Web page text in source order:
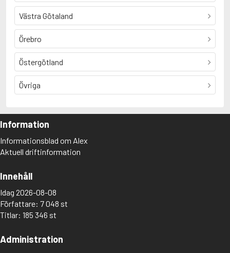
Västra Götaland
Örebro
Östergötland
Övriga
Information
Informationsblad om Alex
Aktuell driftinformation
Innehåll
Idag 2026-08-08
Författare: 7 048 st
Titlar: 185 346 st
Administration